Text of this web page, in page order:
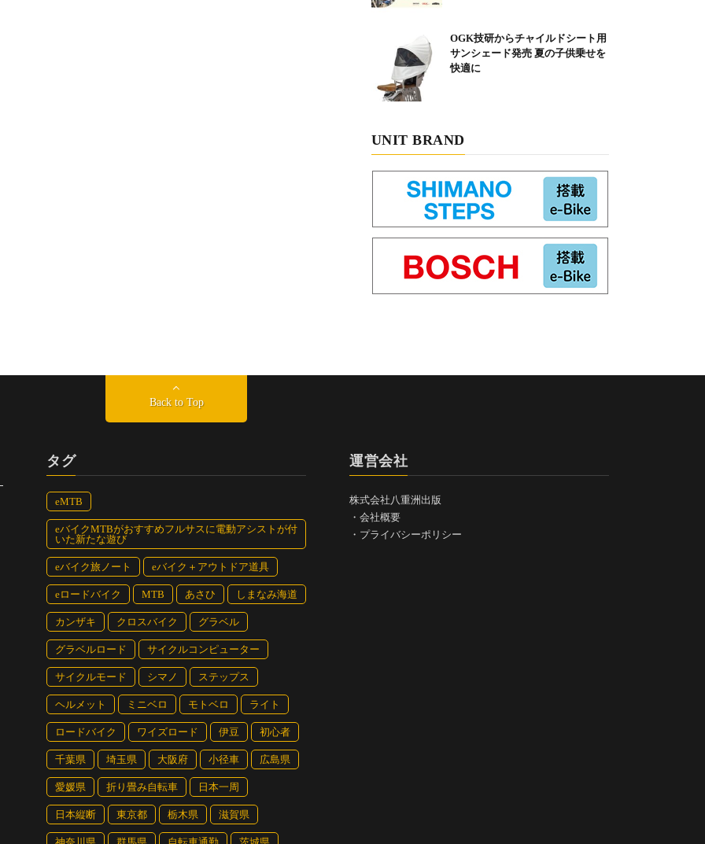
OGK技研からチャイルドシート用
サンシェード発売 夏の子供乗せを
快適に
UNIT BRAND
Back to Top
タグ
eMTB
eバイクMTBがおすすめフルサスに電動アシストが付
いた新たな遊び
eバイク旅ノート eバイク＋アウトドア道具
eロードバイク MTB あさひ しまなみ海道
カンザキ クロスバイク グラベル
グラベルロード サイクルコンピューター
サイクルモード シマノ ステップス
ヘルメット ミニベロ モトベロ ライト
ロードバイク ワイズロード 伊豆 初心者
千葉県 埼玉県 大阪府 小径車 広島県
愛媛県 折り畳み自転車 日本一周
日本縦断 東京都 栃木県 滋賀県
運営会社
株式会社八重洲出版
・ 会社概要
・ プライバシーポリシー